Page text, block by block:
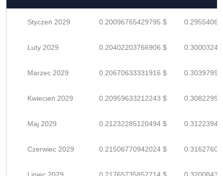
Styczeń 2029 0.20096765429795 $
Luty 2029 0.20402203766906 $
Marzec 2029 0.20670633331916 $
Kwiecień 2029 0.20959633212243 $
Maj 2029 0.21232285120494 $
Czerwiec 2029 0.21506770942024 $